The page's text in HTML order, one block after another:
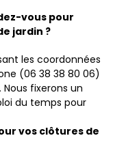
vous pour
jardin ?
les coordonnées
(06 38 38 80 06)
Nous fixerons un
du temps pour
vos clôtures de